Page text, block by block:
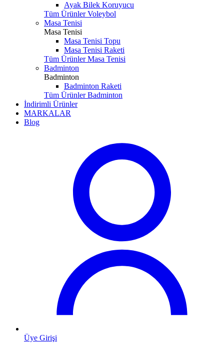
Ayak Bilek Koruyucu
Tüm Ürünler Voleybol
Masa Tenisi
Masa Tenisi
Masa Tenisi Topu
Masa Tenisi Raketi
Tüm Ürünler Masa Tenisi
Badminton
Badminton
Badminton Raketi
Tüm Ürünler Badminton
İndirimli Ürünler
MARKALAR
Blog
Üye Girişi